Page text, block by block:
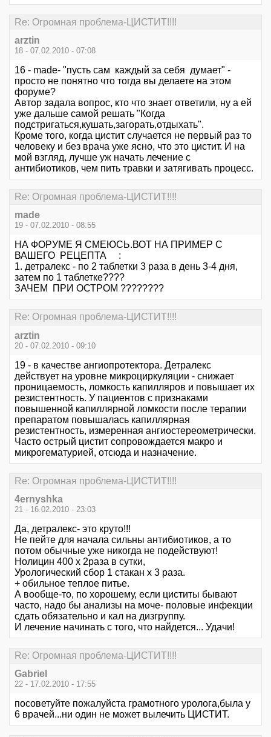
Re: Огромная проблема-ЦИСТИТ!!!!
arztin
18 - 07.02.2010 - 07:08
16 - made- "пусть сам каждый за себя думает" -
просто не понятно что тогда вы делаете на этом
форуме?
Автор задала вопрос, кто что знает ответили, ну а ей
уже дальше самой решать "Когда
подстригаться,кушать,загорать,отдыхать".
Кроме того, когда цистит случается не первый раз то
человеку и без врача уже ясно, что это цистит. И на
мой взгляд, лучше уж начать лечение с
антибиотиков, чем пить травки и затягивать процесс.
Re: Огромная проблема-ЦИСТИТ!!!!
made
19 - 07.02.2010 - 08:55
НА ФОРУМЕ Я СМЕЮСЬ.ВОТ НА ПРИМЕР С
ВАШЕГО РЕЦЕПТА :
1. детралекс - по 2 таблетки 3 раза в день 3-4 дня,
затем по 1 таблетке????
ЗАЧЕМ ПРИ ОСТРОМ ????????
Re: Огромная проблема-ЦИСТИТ!!!!
arztin
20 - 07.02.2010 - 09:10
19 - в качестве ангиопротектора. Детралекс
действует на уровне микроциркуляции - снижает
проницаемость, ломкость капилляров и повышает их
резистентность. У пациентов с признаками
повышенной капиллярной ломкости после терапии
препаратом повышалась капиллярная
резистентность, измеренная ангиостереометрически.
Часто острый цистит сопровождается макро и
микрогематурией, отсюда и назначение.
Re: Огромная проблема-ЦИСТИТ!!!!
4ernyshka
21 - 16.02.2010 - 23:03
Да, детралекс- это круто!!!
Не пейте для начала сильны антибиотиков, а то
потом обычные уже никогда не подействуют!
Нолицин 400 х 2раза в сутки,
Урологический сбор 1 стакан х 3 раза.
+ обильное теплое питье.
А вообще-то, по хорошему, если циститы бывают
часто, надо бы анализы на моче- половые инфекции
сдать обязательно и кал на дизгруппу.
И лечение начинать с того, что найдется... Удачи!
Re: Огромная проблема-ЦИСТИТ!!!!
Gabriel
22 - 17.02.2010 - 17:55
посоветуйте пожалуйста грамотного уролога,была у
6 врачей...ни один не может вылечить ЦИСТИТ.